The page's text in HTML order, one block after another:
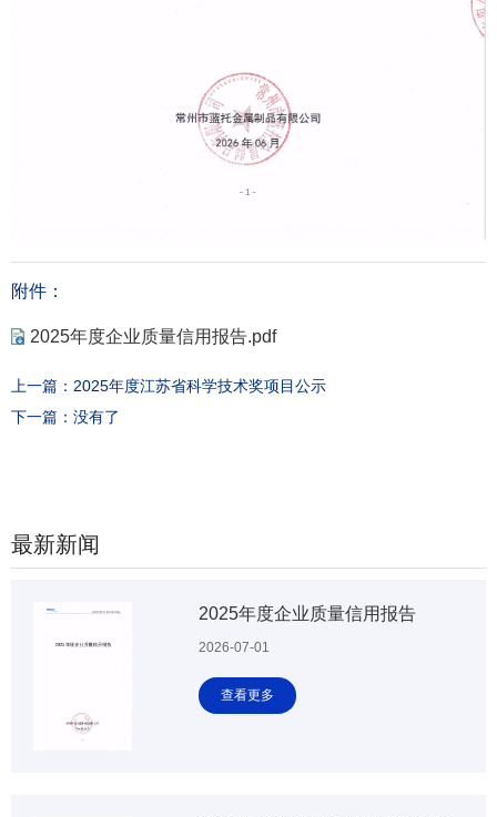
附件：
2025年度企业质量信用报告.pdf
上一篇： 2025年度江苏省科学技术奖项目公示
下一篇： 没有了
最新新闻
2025年度企业质量信用报告
2026-07-01
查看更多